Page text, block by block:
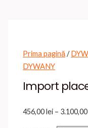
Prima pagină/
DYWANY
Import
456,00 lei – 3.100,00